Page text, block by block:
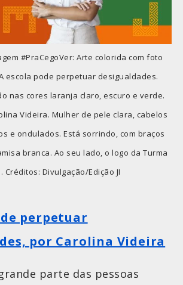
#PraCegoVer: Arte colorida com foto
escola pode perpetuar desigualdades.
nas cores laranja claro, escuro e verde.
Videira. Mulher de pele clara, cabelos
e ondulados. Está sorrindo, com braços
branca. Ao seu lado, o logo da Turma
Créditos: Divulgação/Edição JI
perpetuar
por Carolina Videira
parte das pessoas